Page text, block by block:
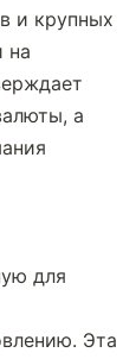
и крупных
на
а
для
Эта